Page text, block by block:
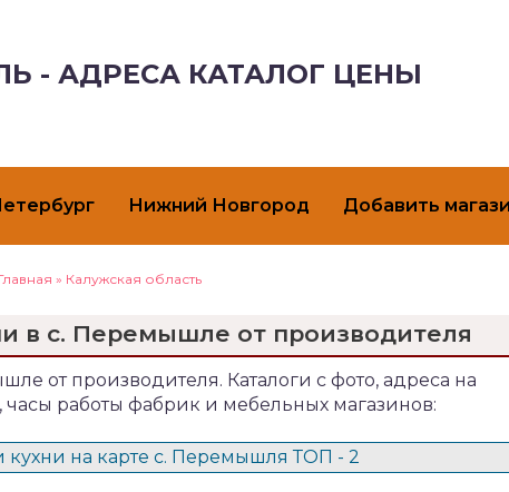
- АДРЕСА КАТАЛОГ ЦЕНЫ
Нижний Новгород Добавить
» Калужская область
в с. Перемышле от производителя
от производителя. Каталоги с фото, адреса на
работы фабрик и мебельных магазинов:
кухни на карте с. Перемышля ТОП - 2